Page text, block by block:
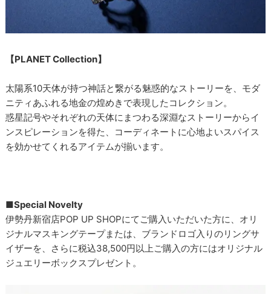
【PLANET Collection】
太陽系10天体が持つ神話と繋がる魅惑的なストーリーを、モダ
ニティあふれる地金の煌めきで表現したコレクション。
惑星記号やそれぞれの天体にまつわる深淵なストーリーからイ
ンスピレーションを得た、コーディネートに心地よいスパイス
を効かせてくれるアイテムが揃います。
■Special Novelty
伊勢丹新宿店POP UP SHOPにてご購入いただいた方に、オリ
ジナルマスキングテープまたは、ブランドロゴ入りのリングサ
イザーを、さらに税込38,500円以上ご購入の方にはオリジナル
ジュエリーボックスプレゼント。